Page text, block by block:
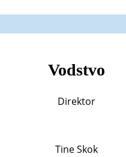
Vodstvo
Direktor
Tine Skok